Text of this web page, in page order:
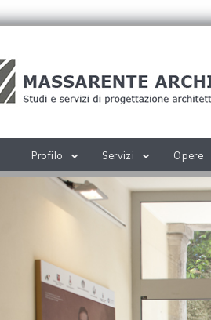
Profilo Servizi Opere